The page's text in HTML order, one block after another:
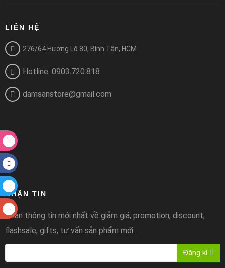
LIÊN HỆ
276/64 Hương Lộ 80, Bình Tân, HCM
Hotline: 0903.720.818
damsanstore@gmail.com
NHẬN TIN
Nhận thông tin mới nhất về giảm giá, promotion, discount,
flashsale, gifts, tư vấn sản phẩm mới.
Đăng kí